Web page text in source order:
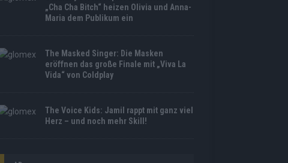
„Cha Cha Bitch“ heizen Olivia und Anna-
Maria dem Publikum ein
The Masked Singer: Die Masken
eröffnen das große Finale mit „Viva La
Vida“ von Coldplay
The Voice Kids: Jamil rappt mit ganz viel
Herz – und noch mehr Skill!